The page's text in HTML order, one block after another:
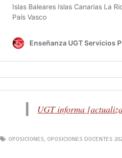
UGT informa
OPOSICIONES, OPOSICIONES DOCENTES